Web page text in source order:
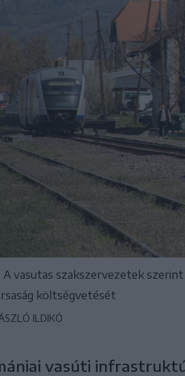
A vasutas szakszervezetek
költségvetését
ILDIKÓ
vasúti